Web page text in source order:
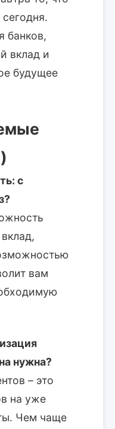
банков,
вклад и
будущее
с
вам
нужна?
– это
на уже
Чем чаще